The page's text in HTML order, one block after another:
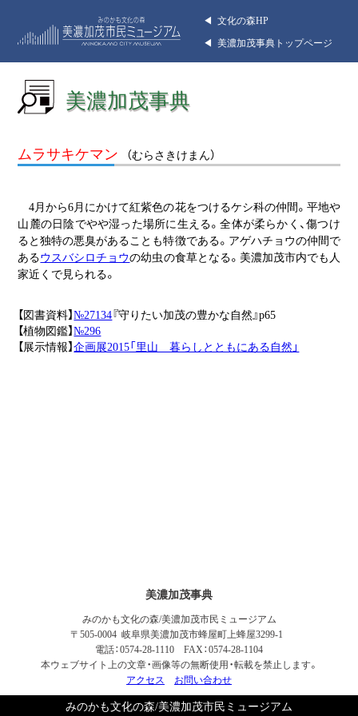
◀︎ 文化の森HP
◀︎ 美濃加茂事典トップページ
美濃加茂事典
ムラサキケマン （むらさきけまん）
4月から6月にかけて紅紫色の花をつけるケシ科の仲間。平地や
山麓の日陰でやや湿った場所に生える。全体が柔らかく、傷つけ
ると独特の悪臭があることも特徴である。アゲハチョウの仲間で
あるウスバシロチョウの幼虫の食草となる。美濃加茂市内でも人
家近くで見られる。
【図書資料】№27134『守りたい加茂の豊かな自然』p65
【植物図鑑】№296
【展示情報】企画展2015「里山 暮らしとともにある自然」
美濃加茂事典
みのかも文化の森/美濃加茂市民ミュージアム
〒505-0004 岐阜県美濃加茂市蜂屋町上蜂屋3299-1
電話：0574-28-1110 FAX：0574-28-1104
本ウェブサイト上の文章・画像等の無断使用・転載を禁止します。
アクセス
お問い合わせ
みのかも文化の森/美濃加茂市民ミュージアム